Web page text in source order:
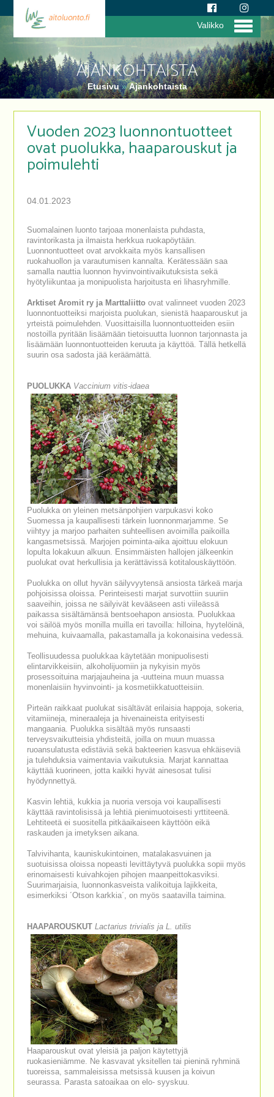
AJANKOHTAISTA
Etusivu»Ajankohtaista
Valikko
Vuoden 2023 luonnontuotteet
ovat puolukka, haaparouskut ja
poimulehti
04.01.2023
Suomalainen luonto tarjoaa monenlaista puhdasta,
ravintorikasta ja ilmaista herkkua ruokapöytään.
Luonnontuotteet ovat arvokkaita myös kansallisen
ruokahuollon ja varautumisen kannalta. Kerätessään saa
samalla nauttia luonnon hyvinvointivaikutuksista sekä
hyötyliikuntaa ja monipuolista harjoitusta eri lihasryhmille.
Arktiset Aromit ry ja Marttaliittoovat valinneet vuoden 2023
luonnontuotteiksi marjoista puolukan, sienistä haaparouskut ja
yrteistä poimulehden. Vuosittaisilla luonnontuotteiden esiin
nostoilla pyritään lisäämään tietoisuutta luonnon tarjonnasta ja
lisäämään luonnontuotteiden keruuta ja käyttöä. Tällä hetkellä
suurin osa sadosta jää keräämättä.
PUOLUKKA Vaccinium vitis-idaea
Puolukka on yleinen metsänpohjien varpukasvi koko
Suomessa ja kaupallisesti tärkein luonnonmarjamme. Se
viihtyy ja marjoo parhaiten suhteellisen avoimilla paikoilla
kangasmetsissä. Marjojen poiminta-aika ajoittuu elokuun
lopulta lokakuun alkuun. Ensimmäisten hallojen jälkeenkin
puolukat ovat herkullisia ja kerättävissä kotitalouskäyttöön.
Puolukka on ollut hyvän säilyvyytensä ansiosta tärkeä marja
pohjoisissa oloissa. Perinteisesti marjat survottiin suuriin
saaveihin, joissa ne säilyivät kevääseen asti viileässä
paikassa sisältämänsä bentsoehapon ansiosta. Puolukkaa
voi säilöä myös monilla muilla eri tavoilla: hilloina, hyytelöinä,
mehuina, kuivaamalla, pakastamalla ja kokonaisina vedessä.
Teollisuudessa puolukkaa käytetään monipuolisesti
elintarvikkeisiin, alkoholijuomiin ja nykyisin myös
prosessoituina marjajauheina ja -uutteina muun muassa
monenlaisiin hyvinvointi- ja kosmetiikkatuotteisiin.
Pirteän raikkaat puolukat sisältävät erilaisia happoja, sokeria,
vitamiineja, mineraaleja ja hivenaineista erityisesti
mangaania. Puolukka sisältää myös runsaasti
terveysvaikutteisia yhdisteitä, joilla on muun muassa
ruoansulatusta edistäviä sekä bakteerien kasvua ehkäiseviä
ja tulehduksia vaimentavia vaikutuksia. Marjat kannattaa
käyttää kuorineen, jotta kaikki hyvät ainesosat tulisi
hyödynnettyä.
Kasvin lehtiä, kukkia ja nuoria versoja voi kaupallisesti
käyttää ravintolisissä ja lehtiä pienimuotoisesti yrttiteenä.
Lehtiteetä ei suositella pitkäaikaiseen käyttöön eikä
raskauden ja imetyksen aikana.
Talvivihanta, kauniskukintoinen, matalakasvuinen ja
suotuisissa oloissa nopeasti levittäytyvä puolukka sopii myös
erinomaisesti kuivahkojen pihojen maanpeittokasviksi.
Suurimarjaisia, luonnonkasveista valikoituja lajikkeita,
esimerkiksi ´Otson karkkia´, on myös saatavilla taimina.
HAAPAROUSKUT Lactarius trivialis ja L. utilis
Haaparouskut ovat yleisiä ja paljon käytettyjä
ruokasieniämme. Ne kasvavat yksitellen tai pieninä ryhminä
tuoreissa, sammaleisissa metsissä kuusen ja koivun
seurassa. Parasta satoaikaa on elo- syyskuu.